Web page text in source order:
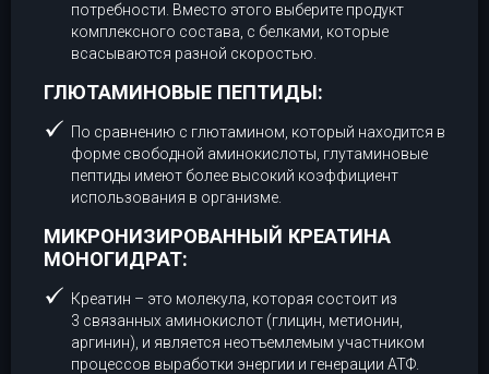
потребности. Вместо этого выберите продукт
комплексного состава, с белками, которые
всасываются разной скоростью.
ГЛЮТАМИНОВЫЕ ПЕПТИДЫ:
По сравнению с глютамином, который находится в
форме свободной аминокислоты, глутаминовые
пептиды имеют более высокий коэффициент
использования в организме.
МИКРОНИЗИРОВАННЫЙ КРЕАТИНА
МОНОГИДРАТ:
Креатин – это молекула, которая состоит из
3 связанных аминокислот (глицин, метионин,
аргинин), и является неотъемлемым участником
процессов выработки энергии и генерации АТФ.